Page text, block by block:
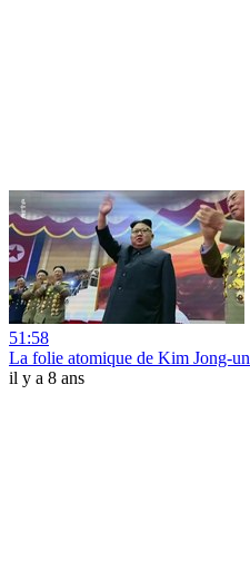
51:58
La folie atomique de Kim Jong-un
il y a 8 ans